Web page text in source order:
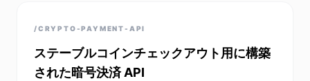
/CRYPTO-PAYMENT-API
ステーブルコインチェックアウト用に構築
された暗号決済 API